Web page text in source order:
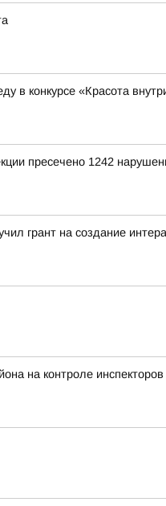
в конкурсе «Красота
пресечено 1242
грант на создание
на контроле